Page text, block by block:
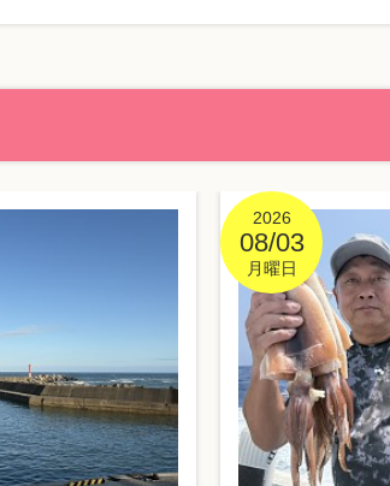
2026
08/03
月曜日